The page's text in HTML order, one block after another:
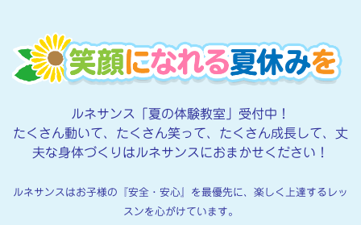
「
夏
の
期
ルネサンス「夏の体験教室」受付中！
たくさん動いて、たくさん笑って、たくさん成長して、丈
夫な身体づくりはルネサンスにおまかせください！
ルネサンスはお子様の『安全・安心』を最優先に、楽しく上達するレッ
スンを心がけています。